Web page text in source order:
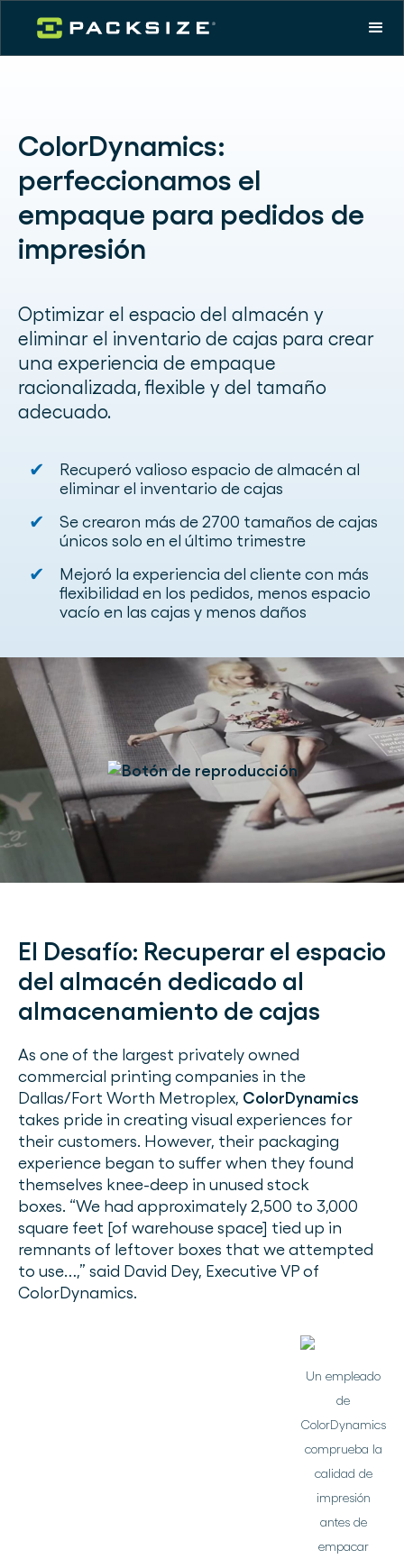
ColorDynamics:
perfeccionamos el
empaque para pedidos de
impresión
Optimizar el espacio del almacén y
eliminar el inventario de cajas para crear
una experiencia de empaque
racionalizada, flexible y del tamaño
adecuado.
✔
Recuperó valioso espacio de almacén al
eliminar el inventario de cajas
✔
Se crearon más de 2700 tamaños de cajas
únicos solo en el último trimestre
✔
Mejoró la experiencia del cliente con más
flexibilidad en los pedidos, menos espacio
vacío en las cajas y menos daños
El Desafío: Recuperar el espacio
del almacén dedicado al
almacenamiento de cajas
As one of the largest privately owned
commercial printing companies in the
Dallas/Fort Worth Metroplex, ColorDynamics
takes pride in creating visual experiences for
their customers. However, their packaging
experience began to suffer when they found
themselves knee-deep in unused stock
boxes. “We had approximately 2,500 to 3,000
square feet [of warehouse space] tied up in
remnants of leftover boxes that we attempted
to use…,” said David Dey, Executive VP of
ColorDynamics.
Un empleado
de
ColorDynamics
comprueba la
calidad de
impresión
antes de
empacar